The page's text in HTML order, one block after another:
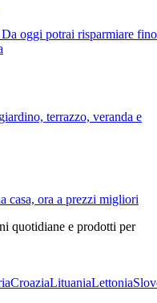
oggi potrai risparmiare fino
terrazzo, veranda e
casa, ora a prezzi migliori
quotidiane e prodotti per
CroaziaLituaniaLettonia